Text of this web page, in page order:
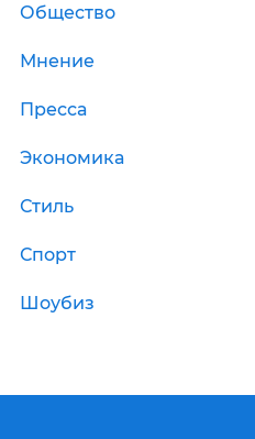
Общество
Мнение
Пресса
Экономика
Стиль
Спорт
Шоубиз